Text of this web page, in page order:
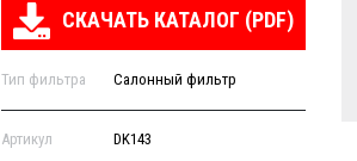
СКАЧАТЬ КАТАЛОГ (PDF)
Тип фильтра Салонный фильтр
Артикул DK143